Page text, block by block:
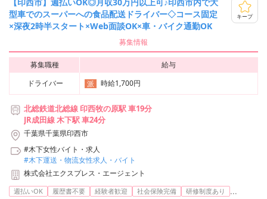
【印西市】週払いOK◎月収30万円以上可♪印西市内で大
型車でのスーパーへの食品配送ドライバー◇コース固定
×深夜2時半スタート×Web面談OK×車・バイク通勤OK
キープ
募集情報
募集職種
給与
ドライバー
派 時給1,700円
北総鉄道北総線 印西牧の原駅 車19分
JR成田線 木下駅 車24分
千葉県千葉県印西市
#木下女性バイト・求人
#木下運送・物流女性求人・バイト
株式会社エクスプレス・エージェント
週払いOK 履歴書不要 経験者歓迎 社会保険完備 研修制度あり ...